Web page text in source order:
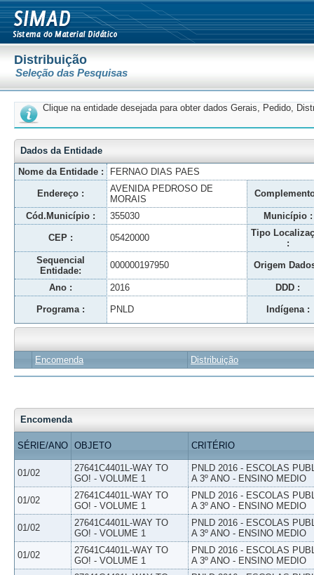
Distribuição
Seleção das Pesquisas
Clique na entidade desejada para obter dados Gerais, Pedido,
Dados da Entidade
Nome da Entidade :
FERNAO DIAS PAES
Endereço :
AVENIDA PEDROSO DE
MORAIS
Cód.Município : 355030 Município :
CEP : 05420000
Tipo
:
Sequencial
Entidade:
000000197950 Origem
Ano : 2016 DDD :
Programa : PNLD Indígena :
Encomenda Distribuição
Encomenda
SÉRIE/ANO OBJETO CRITÉRIO
01/02
27641C4401L-WAY TO
GO! - VOLUME 1
PNLD 2016 - ESCOLAS
A 3º ANO - ENSINO MEDIO
01/02
27641C4401L-WAY TO
GO! - VOLUME 1
PNLD 2016 - ESCOLAS
A 3º ANO - ENSINO MEDIO
01/02
27641C4401L-WAY TO
GO! - VOLUME 1
PNLD 2016 - ESCOLAS
A 3º ANO - ENSINO MEDIO
01/02
27641C4401L-WAY TO
GO! - VOLUME 1
PNLD 2016 - ESCOLAS
A 3º ANO - ENSINO MEDIO